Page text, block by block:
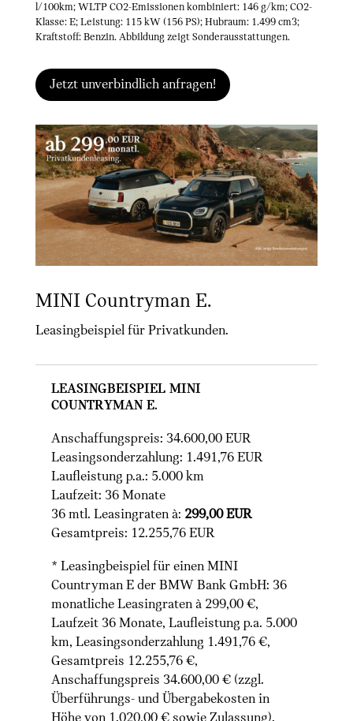
l/100km; WLTP CO2-Emissionen kombiniert: 146 g/km; CO2-
Klasse: E; Leistung: 115 kW (156 PS); Hubraum: 1.499 cm3;
Kraftstoff: Benzin. Abbildung zeigt Sonderausstattungen.
Jetzt unverbindlich anfragen!
MINI Countryman E.
Leasingbeispiel für Privatkunden.
Leasingbeispiel MINI
Countryman E.
Anschaffungspreis: 34.600,00 EUR
Leasingsonderzahlung: 1.491,76 EUR
Laufleistung p.a.: 5.000 km
Laufzeit: 36 Monate
36 mtl. Leasingraten à: 299,00 EUR
Gesamtpreis: 12.255,76 EUR
* Leasingbeispiel für einen MINI
Countryman E der BMW Bank GmbH: 36
monatliche Leasingraten à 299,00 €,
Laufzeit 36 Monate, Laufleistung p.a. 5.000
km, Leasingsonderzahlung 1.491,76 €,
Gesamtpreis 12.255,76 €,
Anschaffungspreis 34.600,00 € (zzgl.
Überführungs- und Übergabekosten in